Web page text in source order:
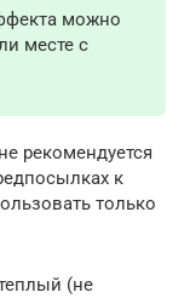
можно
месте с
рекомендуется
к
только
(не